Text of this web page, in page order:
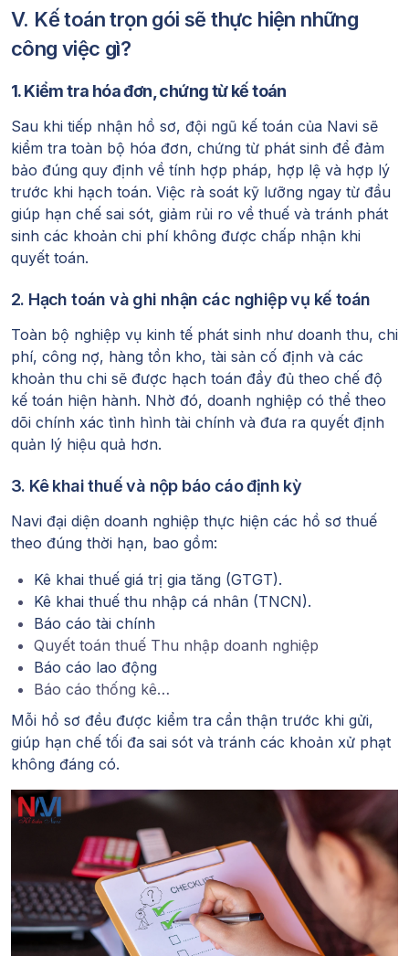
V. Kế toán trọn gói sẽ thực hiện những
công việc gì?
1. Kiểm tra hóa đơn, chứng từ kế toán
Sau khi tiếp nhận hồ sơ, đội ngũ kế toán của Navi sẽ
kiểm tra toàn bộ hóa đơn, chứng từ phát sinh để đảm
bảo đúng quy định về tính hợp pháp, hợp lệ và hợp lý
trước khi hạch toán. Việc rà soát kỹ lưỡng ngay từ đầu
giúp hạn chế sai sót, giảm rủi ro về thuế và tránh phát
sinh các khoản chi phí không được chấp nhận khi
quyết toán.
2. Hạch toán và ghi nhận các nghiệp vụ kế toán
Toàn bộ nghiệp vụ kinh tế phát sinh như doanh thu, chi
phí, công nợ, hàng tồn kho, tài sản cố định và các
khoản thu chi sẽ được hạch toán đầy đủ theo chế độ
kế toán hiện hành. Nhờ đó, doanh nghiệp có thể theo
dõi chính xác tình hình tài chính và đưa ra quyết định
quản lý hiệu quả hơn.
3. Kê khai thuế và nộp báo cáo định kỳ
Navi đại diện doanh nghiệp thực hiện các hồ sơ thuế
theo đúng thời hạn, bao gồm:
Kê khai thuế giá trị gia tăng (GTGT).
Kê khai thuế thu nhập cá nhân (TNCN).
Báo cáo tài chính
Quyết toán thuế Thu nhập doanh nghiệp
Báo cáo lao động
Báo cáo thống kê…
Mỗi hồ sơ đều được kiểm tra cẩn thận trước khi gửi,
giúp hạn chế tối đa sai sót và tránh các khoản xử phạt
không đáng có.